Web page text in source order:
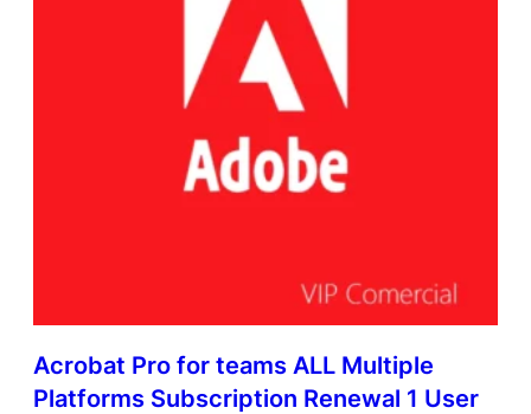
Acrobat Pro for teams ALL Multiple
Platforms Subscription Renewal 1 User